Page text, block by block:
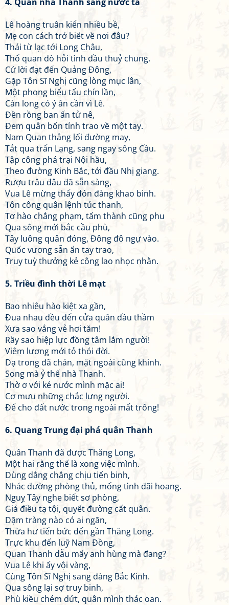
Lê hoàng truân kiển nhiều bề,
Mẹ con cách trở biết về nơi đâu?
Thái từ lạc tới Long Châu,
Thổ quan dò hỏi tình đầu thuỷ chung.
Cứ lời đạt đến Quảng Đông,
Gặp Tôn Sĩ Nghị cũng lòng mục lân,
Một phong biểu tấu chín lần,
Càn long có ý ân cần vì Lê.
Đền rồng ban ấn tử nê,
Đem quân bốn tỉnh trao về một tay.
Nam Quan thẳng lối đường may,
Tắt qua trấn Lạng, sang ngay sông Cầu.
Tập công phá trại Nội hầu,
Theo đường Kinh Bắc, tới đầu Nhị giang.
Rượu trâu đâu đã sẵn sàng,
Vua Lê mừng thấy đón đàng khao binh.
Tôn công quân lệnh túc thanh,
Tơ hào chẳng phạm, tấm thành cũng phu
Qua sông mới bắc cầu phù,
Tây luông quân đóng, Đông đô ngự vào.
Quốc vương sẵn ấn tay trao,
Truy tuỳ thưởng kẻ công lao nhọc nhằn.
5. Triều đình thời Lê mạt
Bao nhiêu hào kiệt xa gần,
Đua nhau đều đến cửa quân đầu thầm
Xưa sao vắng vẻ hơi tăm!
Rầy sao hiệp lực đồng tâm lắm người!
Viêm lương mới tỏ thói đời.
Dạ trong đã chán, mặt ngoài cũng khinh.
Song mà ỷ thế nhà Thanh.
Thờ ơ với kẻ nước mình mặc ai!
Cơ mưu những chắc lưng người.
Để cho đất nước trong ngoài mất trông!
6. Quang Trung đại phá quân Thanh
Quân Thanh đã được Thăng Long,
Một hai rằng thế là xong việc mình.
Dùng dằng chẳng chịu tiến binh,
Nhác đường phòng thủ, mống tình đãi hoang.
Nguỵ Tây nghe biết sơ phòng,
Giả điều tạ tội, quyết đường cất quân.
Dặm tràng nào có ai ngăn,
Thừa hư tiến bức đến gần Thăng Long.
Trực khu đến luỹ Nam Đồng,
Quan Thanh dẫu mấy anh hùng mà đang?
Vua Lê khi ấy vội vàng,
Cùng Tôn Sĩ Nghị sang đàng Bắc Kinh.
Qua sông lại sợ truy binh,
Phù kiều chém dứt, quân mình thác oan.